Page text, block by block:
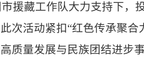
援藏工作队大力支持下
次活动紧扣“红色传承聚
质量发展与民族团结进步